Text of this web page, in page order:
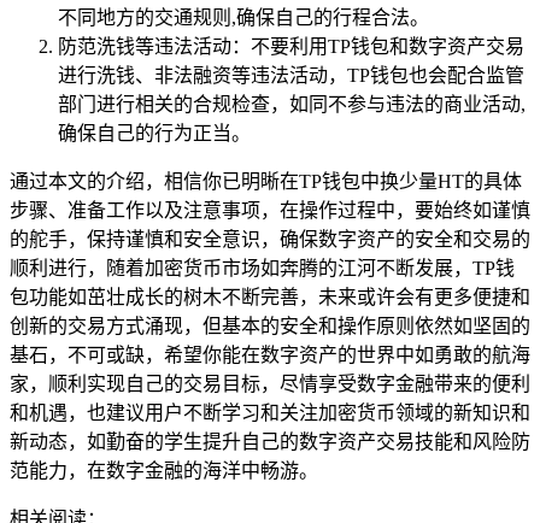
不同地方的交通规则,确保自己的行程合法。
防范洗钱等违法活动：不要利用TP钱包和数字资产交易
进行洗钱、非法融资等违法活动，TP钱包也会配合监管
部门进行相关的合规检查，如同不参与违法的商业活动,
确保自己的行为正当。
通过本文的介绍，相信你已明晰在TP钱包中换少量HT的具体
步骤、准备工作以及注意事项，在操作过程中，要始终如谨慎
的舵手，保持谨慎和安全意识，确保数字资产的安全和交易的
顺利进行，随着加密货币市场如奔腾的江河不断发展，TP钱
包功能如茁壮成长的树木不断完善，未来或许会有更多便捷和
创新的交易方式涌现，但基本的安全和操作原则依然如坚固的
基石，不可或缺，希望你能在数字资产的世界中如勇敢的航海
家，顺利实现自己的交易目标，尽情享受数字金融带来的便利
和机遇，也建议用户不断学习和关注加密货币领域的新知识和
新动态，如勤奋的学生提升自己的数字资产交易技能和风险防
范能力，在数字金融的海洋中畅游。
相关阅读：